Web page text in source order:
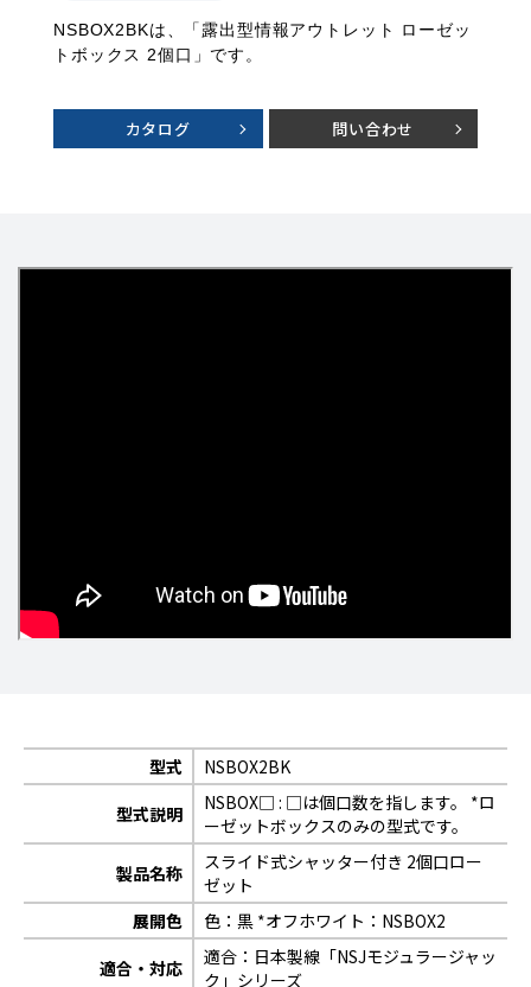
NSBOX2BKは、「露出型情報アウトレット ローゼッ
トボックス 2個口」です。
カタログ 問い合わせ
型式
NSBOX2BK
型式説明
NSBOX□ : □は個口数を指します。 *ロ
ーゼットボックスのみの型式です。
製品名称
スライド式シャッター付き 2個口ロー
ゼット
展開色
色：黒 *オフホワイト：NSBOX2
適合・対応
適合：日本製線「NSJモジュラージャッ
ク」シリーズ